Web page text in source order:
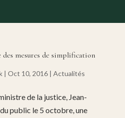
mesures de simplification
| Oct 10, 2016| Actualités
de la justice, Jean-
public le 5 octobre, une